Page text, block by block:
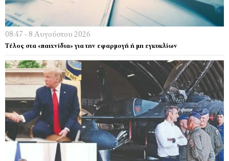
08:47 - 8 Αυγούστου 2026
Τέλος στα «παιχνίδια» για την εφαρμογή ή μη εγκυκλίων